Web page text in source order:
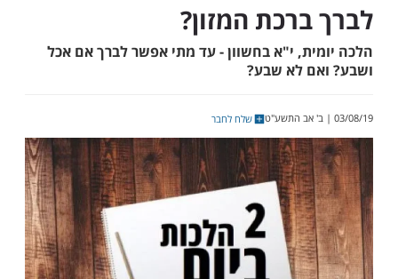
- עד מתי אפשר
המזון?
י"א בחשוון - עד מתי אפשר לברך אם אכל
לא שבע?
שלח לחבר